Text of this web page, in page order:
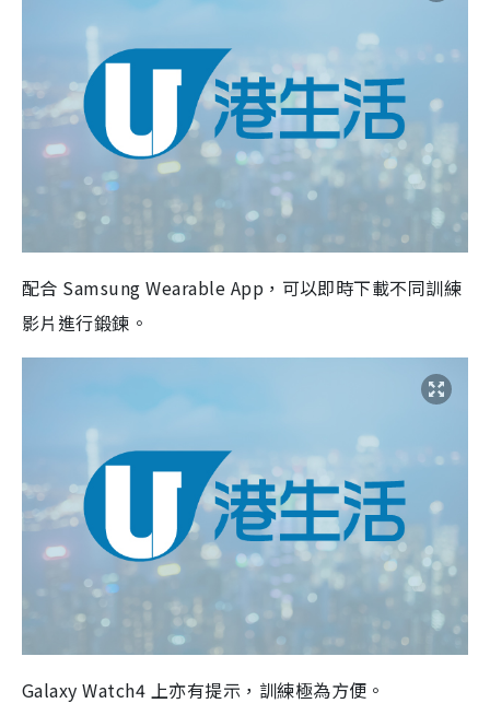
配合 Samsung Wearable App，可以即時下載不同訓練
影片進行鍛鍊。
Galaxy Watch4 上亦有提示，訓練極為方便。